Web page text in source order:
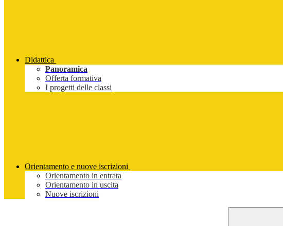
Didattica
Panoramica
Offerta formativa
I progetti delle classi
Orientamento e nuove iscrizioni
Orientamento in entrata
Orientamento in uscita
Nuove iscrizioni